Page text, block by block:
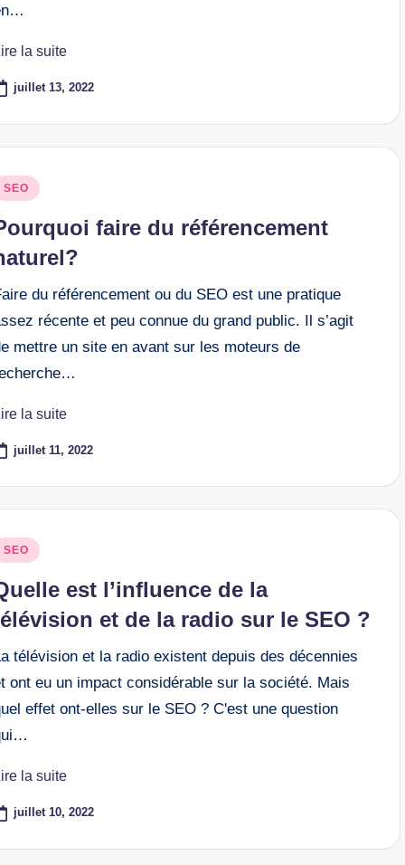
la suite
juillet 13, 2022
SEO
faire du référencement
du référencement ou du SEO est une pratique
récente et peu connue du grand public. Il s’agit
mettre un site en avant sur les moteurs de
la suite
juillet 11, 2022
SEO
est l’influence de la
et de la radio sur le SEO ?
télévision et la radio existent depuis des décennies
ont eu un impact considérable sur la société. Mais
effet ont-elles sur le SEO ? C'est une question
la suite
juillet 10, 2022